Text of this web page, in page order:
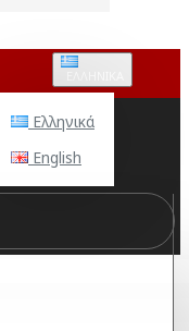
Ελληνικά
English